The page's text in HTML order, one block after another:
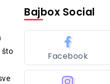
što
Bajbox Social
Facebook